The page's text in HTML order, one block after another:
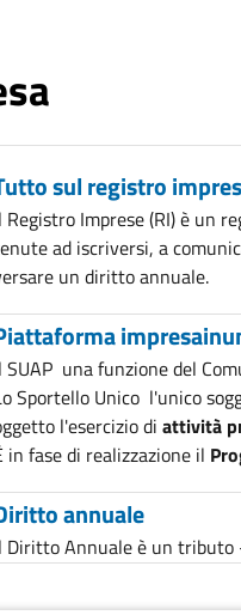
sul registro
Registro Imprese (RI) è un
ad iscriversi, a
un diritto annuale.
SUAP  una funzione del
Sportello Unico  l'unico
l'esercizio di attività
in fase di realizzazione il
annuale
Diritto Annuale è un tributo